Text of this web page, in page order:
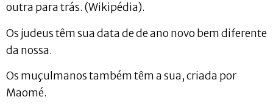
outra para trás. (Wikipédia).
Os judeus têm sua data de de ano novo bem diferente
da nossa.
Os muçulmanos também têm a sua, criada por
Maomé.